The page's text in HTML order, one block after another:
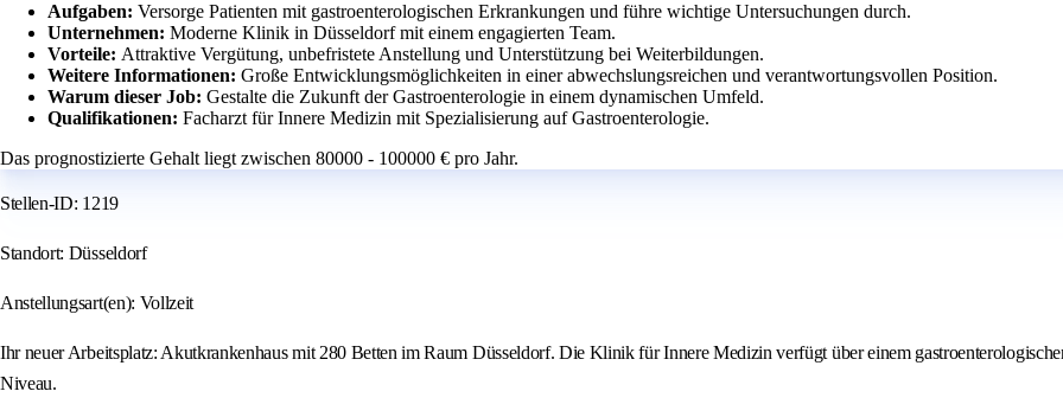
Aufgaben: Versorge Patienten mit gastroenterologischen Erkrankungen und führe wichtige Untersuchungen durch.
Unternehmen: Moderne Klinik in Düsseldorf mit einem engagierten Team.
Vorteile: Attraktive Vergütung, unbefristete Anstellung und Unterstützung bei Weiterbildungen.
Weitere Informationen: Große Entwicklungsmöglichkeiten in einer abwechslungsreichen und verantwortungsvollen Position.
Warum dieser Job: Gestalte die Zukunft der Gastroenterologie in einem dynamischen Umfeld.
Qualifikationen: Facharzt für Innere Medizin mit Spezialisierung auf Gastroenterologie.
Das prognostizierte Gehalt liegt zwischen 80000 - 100000 € pro Jahr.
Stellen-ID: 1219
Standort: Düsseldorf
Anstellungsart(en): Vollzeit
Ihr neuer Arbeitsplatz: Akutkrankenhaus mit 280 Betten im Raum Düsseldorf. Die Klinik für Innere Medizin verfügt über einem
Niveau.